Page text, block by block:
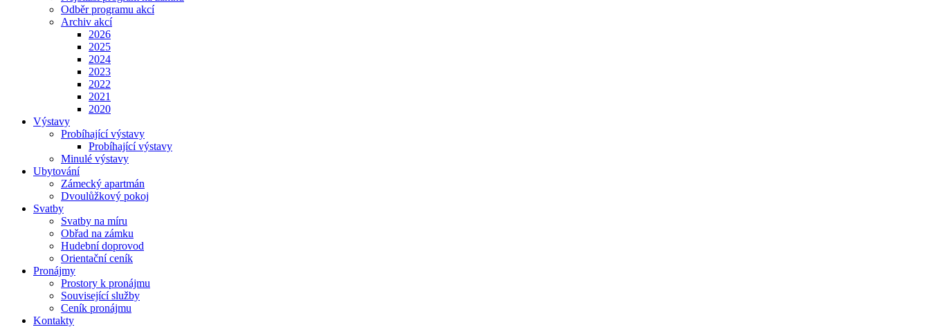
Odběr programu akcí
Archiv akcí
2026
2025
2024
2023
2022
2021
2020
Výstavy
Probíhající výstavy
Probíhající výstavy
Minulé výstavy
Ubytování
Zámecký apartmán
Dvoulůžkový pokoj
Svatby
Svatby na míru
Obřad na zámku
Hudební doprovod
Orientační ceník
Pronájmy
Prostory k pronájmu
Související služby
Ceník pronájmu
Kontakty